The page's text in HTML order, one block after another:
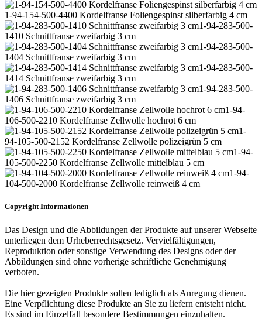
1-94-154-500-4400 Kordelfranse Foliengespinst silberfarbig 4 cm
1-94-283-500-
1410 Schnittfranse zweifarbig 3 cm
1-94-283-500-
1404 Schnittfranse zweifarbig 3 cm
1-94-283-500-
1414 Schnittfranse zweifarbig 3 cm
1-94-283-500-
1406 Schnittfranse zweifarbig 3 cm
1-94-
106-500-2210 Kordelfranse Zellwolle hochrot 6 cm
1-
94-105-500-2152 Kordelfranse Zellwolle polizeigrün 5 cm
1-94-
105-500-2250 Kordelfranse Zellwolle mittelblau 5 cm
1-94-
104-500-2000 Kordelfranse Zellwolle reinweiß 4 cm
Copyright Informationen
Das Design und die Abbildungen der Produkte auf unserer Webseite
unterliegen dem Urheberrechtsgesetz. Vervielfältigungen,
Reproduktion oder sonstige Verwendung des Designs oder der
Abbildungen sind ohne vorherige schriftliche Genehmigung
verboten.
Die hier gezeigten Produkte sollen lediglich als Anregung dienen.
Eine Verpflichtung diese Produkte an Sie zu liefern entsteht nicht.
Es sind im Einzelfall besondere Bestimmungen einzuhalten.